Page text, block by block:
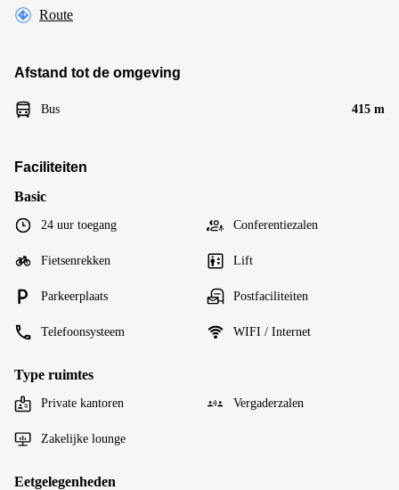
Route
Afstand tot de omgeving
Bus 415 m
Faciliteiten
Basic
24 uur toegang Conferentiezalen
Fietsenrekken Lift
Parkeerplaats Postfaciliteiten
Telefoonsysteem WIFI / Internet
Type ruimtes
Private kantoren Vergaderzalen
Zakelijke lounge
Eetgelegenheden